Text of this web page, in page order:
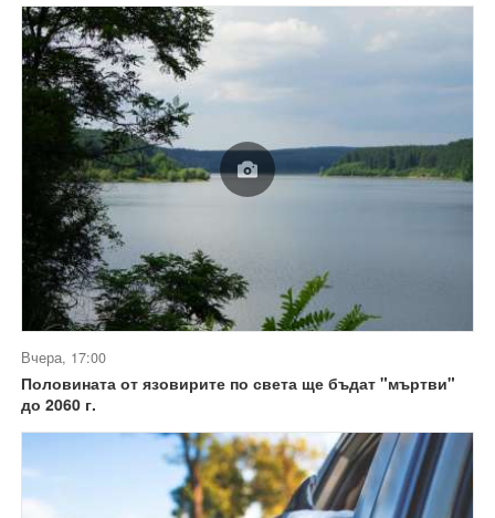
Вчера, 17:00
Половината от язовирите по света ще бъдат "мъртви"
до 2060 г.